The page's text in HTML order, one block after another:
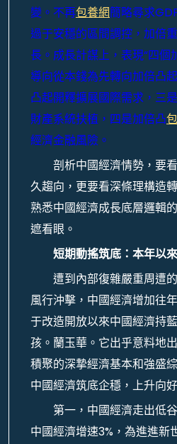
變。不再包養網簡略尋求
過于安穩的區間調控，加倍
長。成長計謀上，表現“四個
導向從本錢為先轉向加倍凸
凸起開釋擴展國際需求，三
財產系統扶植，四是加倍凸
經濟金融風險。
剖析中國經濟情勢，要
久趨向，更要看深條理構造
熟悉中國經濟成長底層邏輯
遮看眼。
短期動搖筑底：本年以
遭到內部復雜嚴重周遭
風行沖擊，中國經濟增加往
于改造開放以來中國經濟持
孩。蘭玉華。它出乎意料地
積聚的深摯經濟基本和強盛
中國經濟筑底企穩，上升向
第一，中國經濟走出低
中國經濟增速3%，為進進新